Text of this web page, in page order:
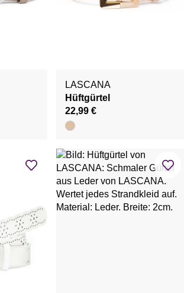
LASCANA
Hüftgürtel
22,99 €